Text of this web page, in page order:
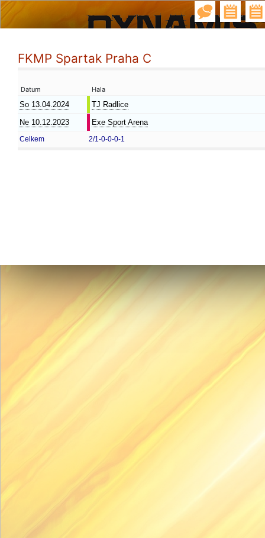
FKMP Spartak Praha C
Datum Hala
So 13.04.2024
TJ Radlice
Ne 10.12.2023
Exe Sport Arena
Celkem 2/1-0-0-0-1